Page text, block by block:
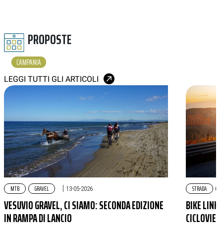
PROPOSTE
CAMPANIA
LEGGI TUTTI GLI ARTICOLI
MTB GRAVEL | 13-05-2026
VESUVIO GRAVEL, CI SIAMO: SECONDA EDIZIONE
IN RAMPA DI LANCIO
STRADA
BIKE LINK
CICLOVIE